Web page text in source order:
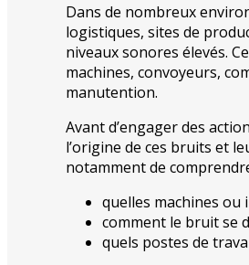
Dans de nombreux
logistiques, sites de
niveaux sonores élevés.
machines, convoyeurs,
manutention.
Avant d’engager des
l’origine de ces bruits et
notamment de
quelles machines
comment le bruit se
quels postes de